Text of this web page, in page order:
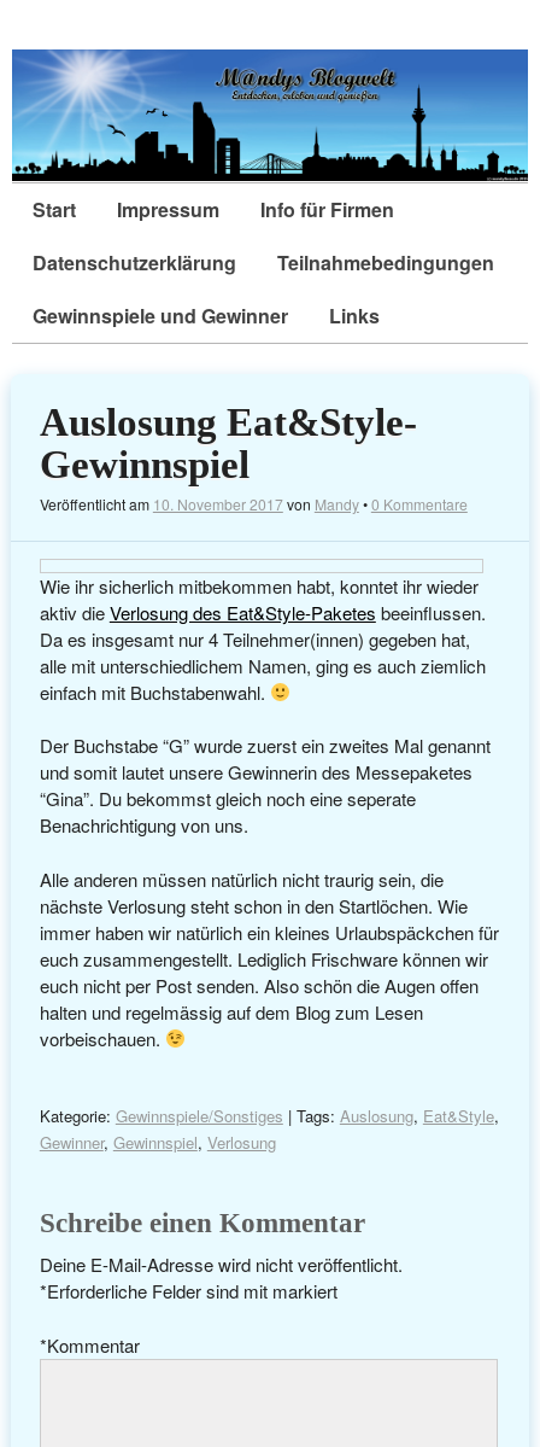
Start Impressum
Info für Firmen
Datenschutzerklärung
Teilnahmebedingungen
Gewinnspiele und Gewinner
Links
Auslosung Eat&Style-
Gewinnspiel
Veröffentlicht am 10. November 2017von Mandy•0 Kommentare
Wie ihr sicherlich mitbekommen habt, konntet ihr wieder
aktiv dieVerlosung des Eat&Style-Paketes beeinflussen.
Da es insgesamt nur 4 Teilnehmer(innen) gegeben hat,
alle mit unterschiedlichem Namen, ging es auch ziemlich
einfach mit Buchstabenwahl.
Der Buchstabe “G” wurde zuerst ein zweites Mal genannt
und somit lautet unsere Gewinnerin des Messepaketes
“Gina”. Du bekommst gleich noch eine seperate
Benachrichtigung von uns.
Alle anderen müssen natürlich nicht traurig sein, die
nächste Verlosung steht schon in den Startlöchen. Wie
immer haben wir natürlich ein kleines Urlaubspäckchen für
euch zusammengestellt. Lediglich Frischware können wir
euch nicht per Post senden. Also schön die Augen offen
halten und regelmässig auf dem Blog zum Lesen
vorbeischauen.
Kategorie: Gewinnspiele/Sonstiges | Tags: Auslosung, Eat&Style,
Gewinner, Gewinnspiel, Verlosung
Schreibe einen Kommentar
Deine E-Mail-Adresse wird nicht veröffentlicht.
Erforderliche Felder sind mit
* markiert
Kommentar
*